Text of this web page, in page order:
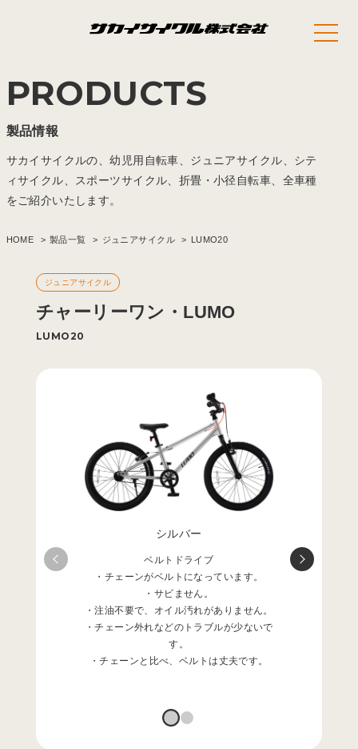
PRODUCTS
製品情報
サカイサイクルの、幼児用自転車、ジュニアサイクル、シテ
ィサイクル、スポーツサイクル、折畳・小径自転車、全車種
をご紹介いたします。
HOME 製品一覧 ジュニアサイクル LUMO20
ジュニアサイクル
チャーリーワン・LUMO
LUMO20
シルバー
ベルトドライブ
・チェーンがベルトになっています。
・サビません。
・注油不要で、オイル汚れがありません。
・チェーン外れなどのトラブルが少ないで
す。
・チェーンと比べ、ベルトは丈夫です。